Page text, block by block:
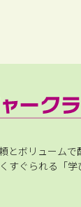
とボリュームで
すぐられる「学